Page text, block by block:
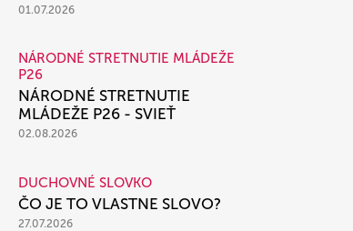
01.07.2026
NÁRODNÉ STRETNUTIE MLÁDEŽE
P26
NÁRODNÉ STRETNUTIE
MLÁDEŽE P26 - SVIEŤ
02.08.2026
DUCHOVNÉ SLOVKO
ČO JE TO VLASTNE SLOVO?
27.07.2026